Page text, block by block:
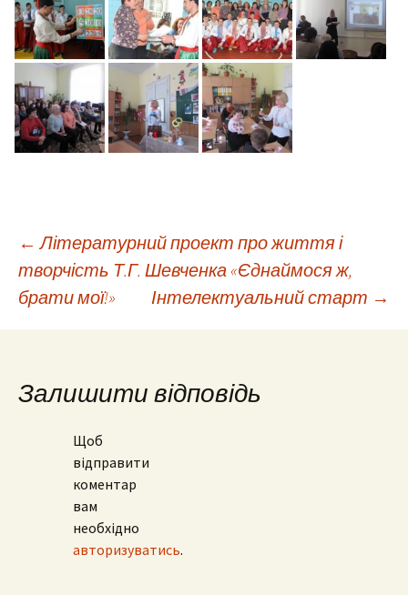
Навігація
по
← Літературний проект про життя і
творчість Т.Г. Шевченка «Єднаймося ж,
брати мої!»
Інтелектуальний старт →
Залишити відповідь
Щоб
відправити
коментар
вам
необхідно
авторизуватись.